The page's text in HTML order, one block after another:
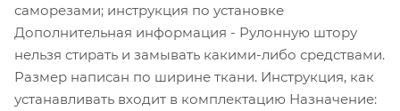
саморезами; инструкция по установке
Дополнительная информация - Рулонную штору
нельзя стирать и замывать какими-либо средствами.
Размер написан по ширине ткани. Инструкция, как
устанавливать входит в комплектацию Назначение: